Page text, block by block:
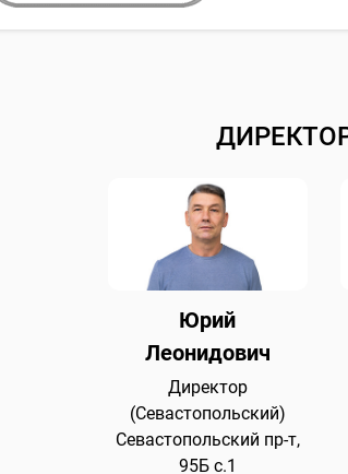
Юрий
Леонидович
Директор
(Севастопольский)
Севастопольский пр-т,
95Б с.1